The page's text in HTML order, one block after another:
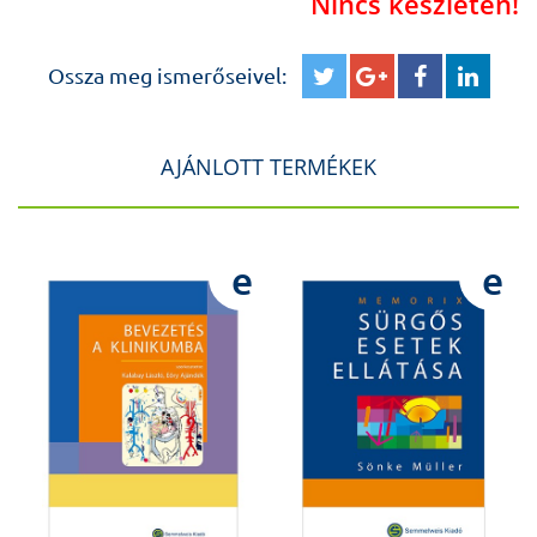
legyünk egészségesek, de azért nem árt, ha ez a könyv
ott áll a polcunkon."
3. Fájdalomcsillapítás (Dr. Andorka Csilla, Prof. Tulassay
4. Hányás, hasmenés, folyadékpótlás (Dr. Kincs Judit, .Dr.
Tóth-Heyn Péter)
5. Újszülöttek, koraszülöttek otthoni ellátása (Dr.
Majorovics Éva, Dr. Szabó Miklós)
6. Csecsemőtáplálás, szoptatás (Dr. Cseh Áron, Prof. Arató
7. Csecsemőkori légzéskimaradás és savas reflux (Dr.
Ossza meg ismerőseivel:
AJÁNLOTT TERMÉKEK
e e